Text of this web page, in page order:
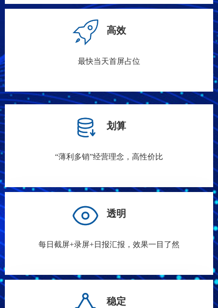
最快当天首屏占位
高效
“薄利多销”经营理念，高性价比
划算
每日截屏+录屏+日报汇报，效果一目了然
透明
稳定